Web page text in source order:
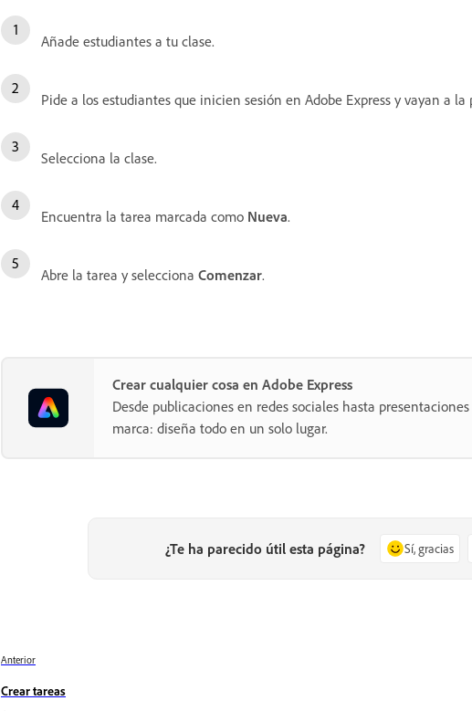
Añade estudiantes a tu clase.
Pide a los estudiantes que inicien sesión en Adobe Express y vayan a la
Selecciona la clase.
Encuentra la tarea marcada como Nueva.
Abre la tarea y selecciona Comenzar.
Crear cualquier cosa en Adobe Express
Desde publicaciones en redes sociales hasta
marca: diseña todo en un solo lugar.
¿Te ha parecido útil esta página? Sí, gracias
Anterior
Crear tareas